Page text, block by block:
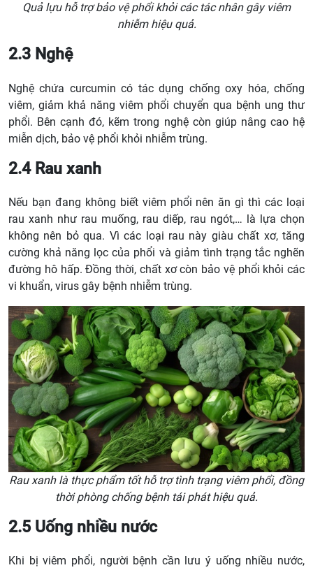
Quả lựu hỗ trợ bảo vệ phổi khỏi các tác nhân gây viêm
nhiễm hiệu quả.
2.3 Nghệ
Nghệ chứa curcumin có tác dụng chống oxy hóa, chống
viêm, giảm khả năng viêm phổi chuyển qua bệnh ung thư
phổi. Bên cạnh đó, kẽm trong nghệ còn giúp nâng cao hệ
miễn dịch, bảo vệ phổi khỏi nhiễm trùng.
2.4 Rau xanh
Nếu bạn đang không biết viêm phổi nên ăn gì thì các loại
rau xanh như rau muống, rau diếp, rau ngót,… là lựa chọn
không nên bỏ qua. Vì các loại rau này giàu chất xơ, tăng
cường khả năng lọc của phổi và giảm tình trạng tắc nghẽn
đường hô hấp. Đồng thời, chất xơ còn bảo vệ phổi khỏi các
vi khuẩn, virus gây bệnh nhiễm trùng.
Rau xanh là thực phẩm tốt hỗ trợ tình trạng viêm phổi, đồng
thời phòng chống bệnh tái phát hiệu quả.
2.5 Uống nhiều nước
Khi bị viêm phổi, người bệnh cần lưu ý uống nhiều nước,